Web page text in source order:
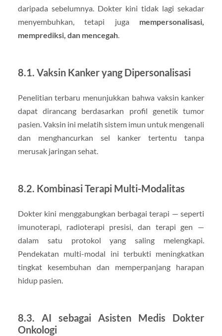
daripada sebelumnya. Dokter kini tidak lagi sekadar
menyembuhkan, tetapi juga mempersonalisasi,
memprediksi, dan mencegah.
8.1. Vaksin Kanker yang Dipersonalisasi
Penelitian terbaru menunjukkan bahwa vaksin kanker
dapat dirancang berdasarkan profil genetik tumor
pasien. Vaksin ini melatih sistem imun untuk mengenali
dan menghancurkan sel kanker tertentu tanpa
merusak jaringan sehat.
8.2. Kombinasi Terapi Multi-Modalitas
Dokter kini menggabungkan berbagai terapi — seperti
imunoterapi, radioterapi presisi, dan terapi gen —
dalam satu protokol yang saling melengkapi.
Pendekatan multi-modal ini terbukti meningkatkan
tingkat kesembuhan dan memperpanjang harapan
hidup pasien.
8.3. AI sebagai Asisten Medis Dokter
Onkologi